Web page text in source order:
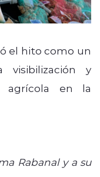
el hito como un
visibilización y
agrícola en la
Rabanal y a su